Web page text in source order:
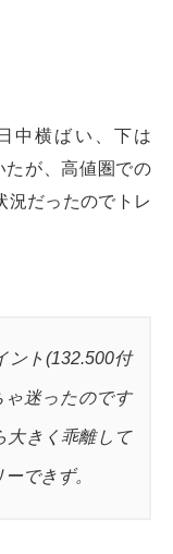
中横ばい、下は
たが、高値圏での
況だったのでトレ
ント(132.500付
迷ったのです
大きく乖離して
できず。